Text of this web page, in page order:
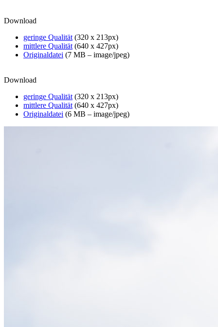
Download
geringe Qualität (320 x 213px)
mittlere Qualität (640 x 427px)
Originaldatei (7 MB – image/jpeg)
Download
geringe Qualität (320 x 213px)
mittlere Qualität (640 x 427px)
Originaldatei (6 MB – image/jpeg)